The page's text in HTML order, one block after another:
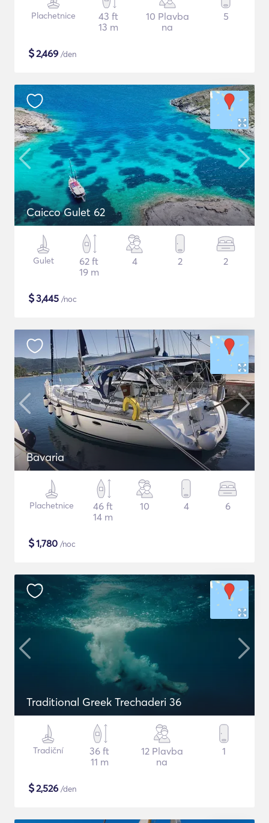
Plachetnice
43 ft
13 m
10 Plavba
na
5
$2,469 /den
Caicco Gulet 62
Gulet
62 ft
19 m
4 2 2
$3,445 /noc
Bavaria
Plachetnice
46 ft
14 m
10 4 6
$1,780 /noc
Traditional Greek Trechaderi 36
Tradiční
36 ft
11 m
12 Plavba
na
1
$2,526 /den